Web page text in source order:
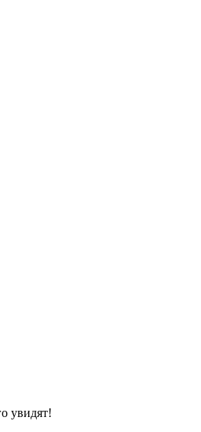
увидят!